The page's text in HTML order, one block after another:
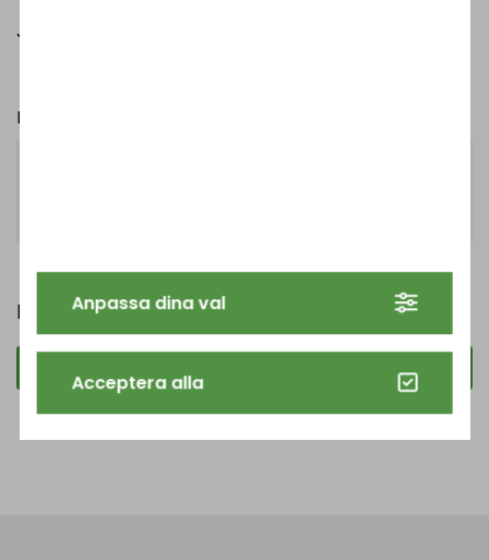
Jag vill delta på (välj en eller båda)
Eventuella allergier eller annan information
Jag godkänner Hjulsbro Steelshantering av
personuppgifter
Anpassa dina val
Acceptera alla